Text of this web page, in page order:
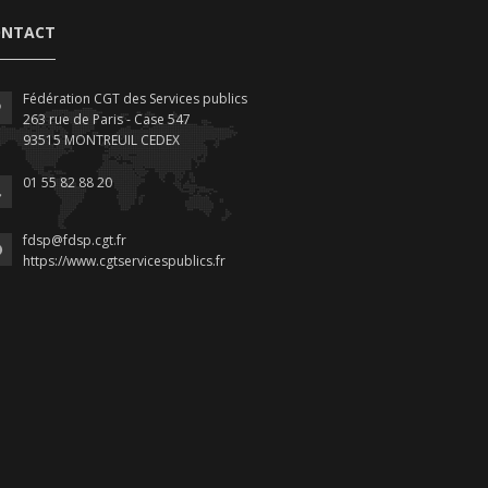
Fédération CGT des Services publics
263 rue de Paris - Case 547
93515 MONTREUIL CEDEX
01 55 82 88 20
fdsp@fdsp.cgt.fr
https://www.cgtservicespublics.fr